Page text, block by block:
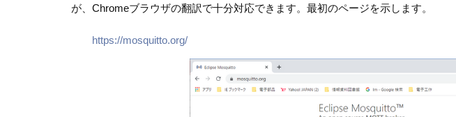
が、Chromeブラウザの翻訳で十分対応できます。最初のページを示します。
https://mosquitto.org/